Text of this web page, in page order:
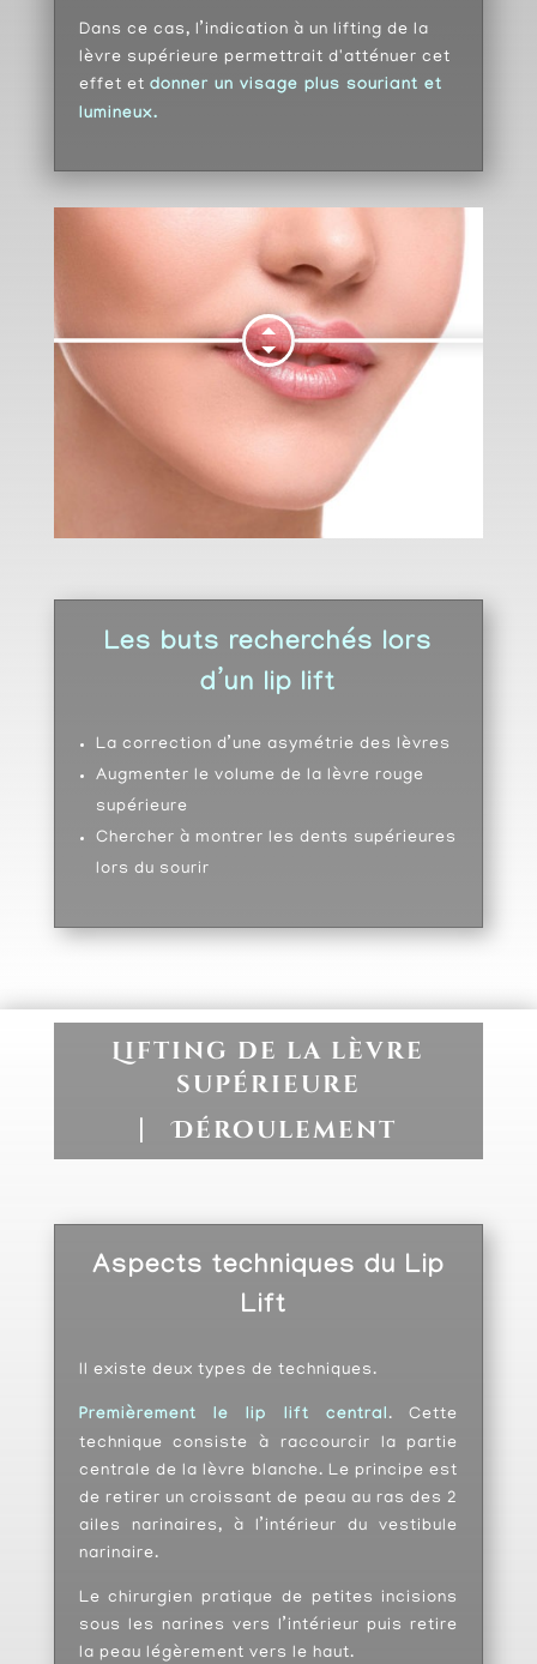
Dans ce cas, l’indication à un lifting de la
lèvre supérieure permettrait d'atténuer cet
effet et donner un visage plus souriant et
lumineux.
Les buts recherchés lors
d’un lip lift
La correction d’une asymétrie des lèvres
Augmenter le volume de la lèvre rouge
supérieure
Chercher à montrer les dents supérieures
lors du sourir
Lifting de la lèvre
supérieure
⎸ Déroulement
Aspects techniques du Lip
Lift
Il existe deux types de techniques.
Premièrement le lip lift central . Cette
technique consiste à raccourcir la partie
centrale de la lèvre blanche. Le principe est
de retirer un croissant de peau au ras des 2
ailes narinaires, à l’intérieur duvestibule
narinaire .
Le chirurgien pratique de petites incisions
sous les narines vers l’intérieur puis retire
la peau légèrement vers le haut.